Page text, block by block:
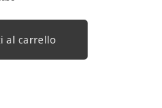
al carrello